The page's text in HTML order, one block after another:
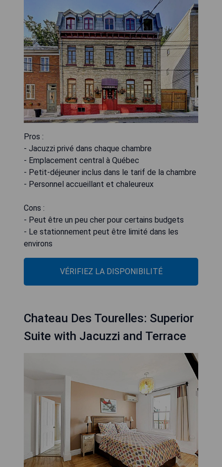
Pros :
- Jacuzzi privé dans chaque chambre
- Emplacement central à Québec
- Petit-déjeuner inclus dans le tarif de la chambre
- Personnel accueillant et chaleureux
Cons :
- Peut être un peu cher pour certains budgets
- Le stationnement peut être limité dans les
environs
VÉRIFIEZ LA DISPONIBILITÉ
Chateau Des Tourelles: Superior
Suite with Jacuzzi and Terrace